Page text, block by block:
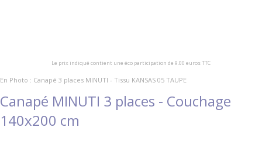
Le prix indiqué contient une éco participation de 9.00 euros TTC
En Photo : Canapé 3 places MINUTI - Tissu KANSAS 05 TAUPE
Canapé MINUTI 3 places - Couchage
140x200 cm